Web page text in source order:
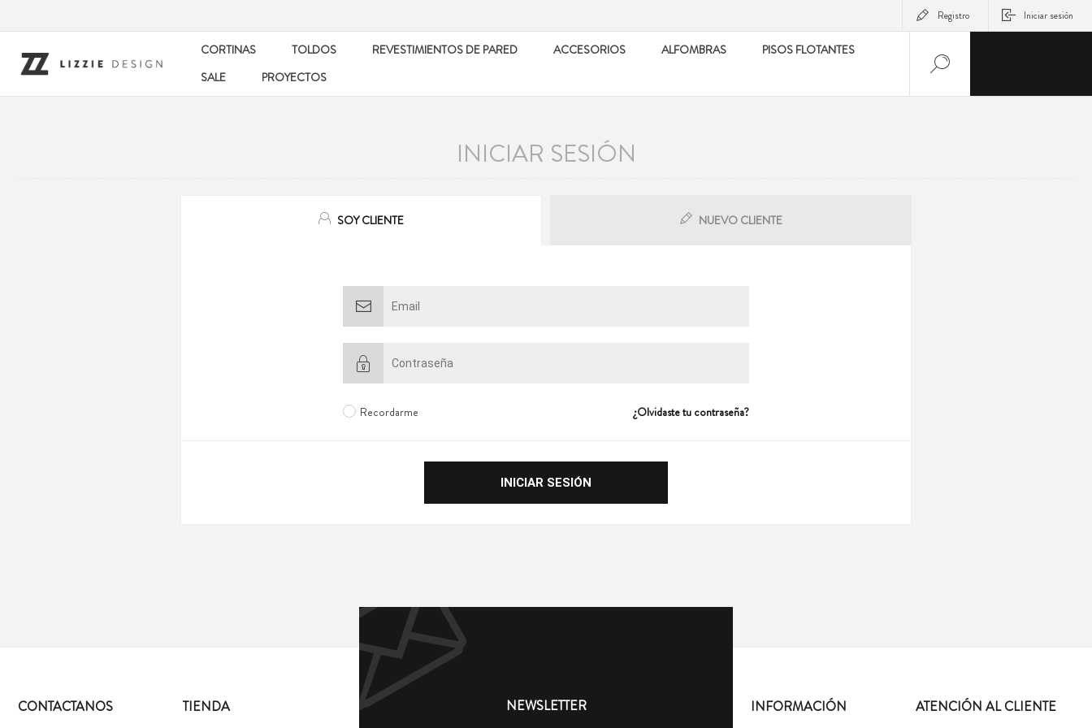
Registro Iniciar sesión
CORTINAS TOLDOS REVESTIMIENTOS DE PARED ACCESORIOS ALFOMBRAS
PISOS FLOTANTES
SALE
PROYECTOS
INICIAR SESIÓN
SOY CLIENTE NUEVO CLIENTE
Recordarme ¿Olvidaste tu contraseña?
NEWSLETTER
CONTACTANOS TIENDA INFORMACIÓN ATENCIÓN AL CLIENTE